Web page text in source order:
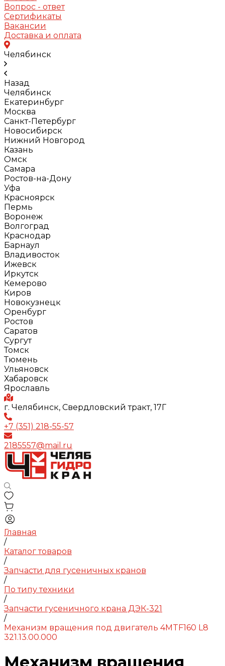
Вопрос - ответ
Сертификаты
Вакансии
Доставка и оплата
Челябинск
Назад
Челябинск
Екатеринбург
Москва
Санкт-Петербург
Новосибирск
Нижний Новгород
Казань
Омск
Самара
Ростов-на-Дону
Уфа
Красноярск
Пермь
Воронеж
Волгоград
Краснодар
Барнаул
Владивосток
Ижевск
Иркутск
Кемерово
Киров
Новокузнецк
Оренбург
Ростов
Саратов
Сургут
Томск
Тюмень
Ульяновск
Хабаровск
Ярославль
г. Челябинск, Свердловский тракт, 17Г
+7 (351) 218-55-57
2185557@mail.ru
Главная
/
Каталог товаров
/
Запчасти для гусеничных кранов
/
По типу техники
/
Запчасти гусеничного крана ДЭК-321
/
Механизм вращения под двигатель 4MTF160 L8
321.13.00.000